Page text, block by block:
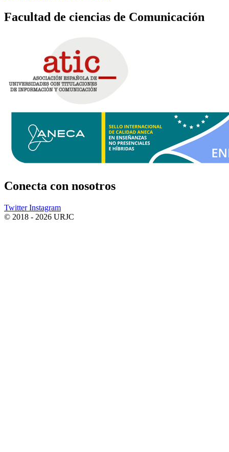
Facultad de ciencias de Comunicación
Conecta con nosotros
Twitter Instagram
© 2018 - 2026 URJC